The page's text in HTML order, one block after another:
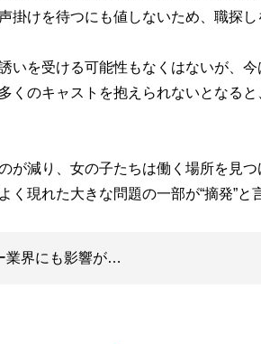
掛けを待つにも値しないため、職探し
いを受ける可能性もなくはないが、
くのキャストを抱えられないとなる
が減り、女の子たちは働く場所を見
く現れた大きな問題の一部が“摘発”と
業界にも影響が…